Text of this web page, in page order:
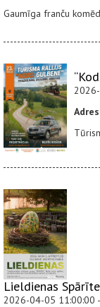
Gaumīga franču
Lieldienas
2026-04-05 11:00:00